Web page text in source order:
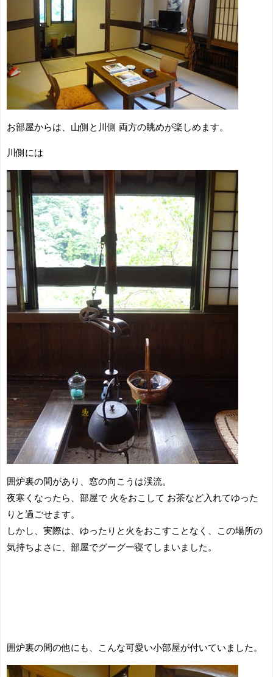
お部屋からは、山側と川側 両方の眺めが楽しめます。
川側には
囲炉裏の間があり、窓の向こうは渓流。
夜寒くなったら、部屋で 火をおこして お茶など入れてゆった
りと過ごせます。
しかし、実際は、ゆったりと火をおこすことなく、この場所の
気持ちよさに、部屋でグーグー寝てしまいました。
囲炉裏の間の他にも、こんな可愛い小部屋が付いていました。